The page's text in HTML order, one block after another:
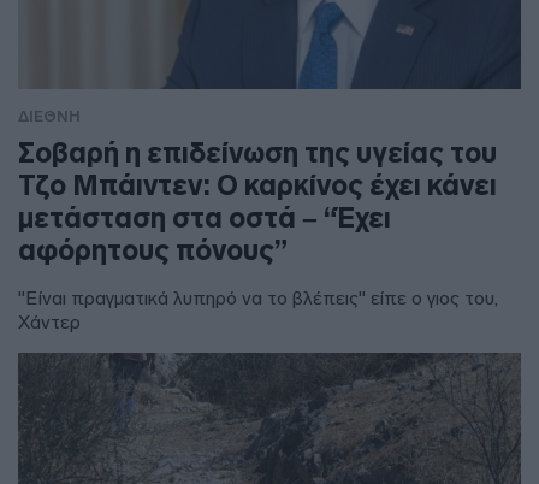
ΔΙΕΘΝΗ
Σοβαρή η επιδείνωση της υγείας του
Τζο Μπάιντεν: Ο καρκίνος έχει κάνει
μετάσταση στα οστά – “Έχει
αφόρητους πόνους”
"Είναι πραγματικά λυπηρό να το βλέπεις" είπε ο γιος του,
Χάντερ